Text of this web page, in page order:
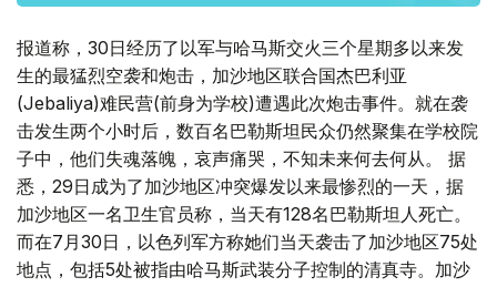
报道称，30日经历了以军与哈马斯交火三个星期多以来发
生的最猛烈空袭和炮击，加沙地区联合国杰巴利亚
(Jebaliya)难民营(前身为学校)遭遇此次炮击事件。就在袭
击发生两个小时后，数百名巴勒斯坦民众仍然聚集在学校院
子中，他们失魂落魄，哀声痛哭，不知未来何去何从。 据
悉，29日成为了加沙地区冲突爆发以来最惨烈的一天，据
加沙地区一名卫生官员称，当天有128名巴勒斯坦人死亡。
而在7月30日，以色列军方称她们当天袭击了加沙地区75处
地点，包括5处被指由哈马斯武装分子控制的清真寺。加沙